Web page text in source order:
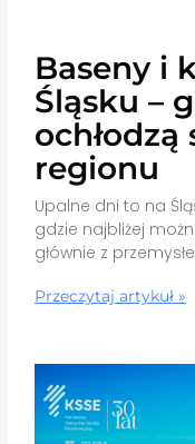
Baseny i
Śląsku –
regionu
Upalne dni to na
gdzie najbliżej
głównie z
Przeczytaj artykuł »